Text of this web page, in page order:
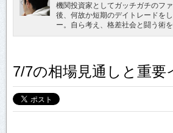
機関投資家としてガッチガチのフ
後、何故か短期のデイトレードを
ー。自ら考え、格差社会と闘う術を
7/7の相場見通しと重要